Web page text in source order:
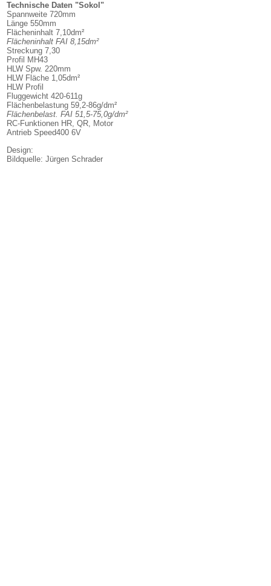
Technische Daten "Sokol "
Spannweite 720mm
Länge 550mm
Flächeninhalt 7,10dm²
Flächeninhalt FAI 8,15dm²
Streckung 7,30
Profil MH43
HLW Spw. 220mm
HLW Fläche 1,05dm²
HLW Profil
Fluggewicht 420-611g
Flächenbelastung 59,2-86g/dm²
Flächenbelast. FAI 51,5-75,0g/dm²
RC-Funktionen HR, QR, Motor
Antrieb Speed400 6V
Design:
Bildquelle: Jürgen Schrader